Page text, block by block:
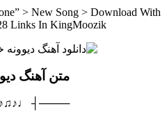
> New Song > Download With
Links In KingMoozik
متن آهنگ
├───